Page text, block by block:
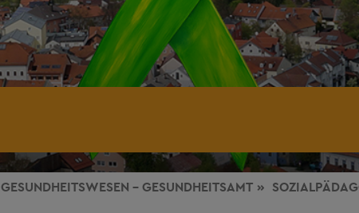
GESUNDHEITSWESEN - GESUNDHEITSAMT